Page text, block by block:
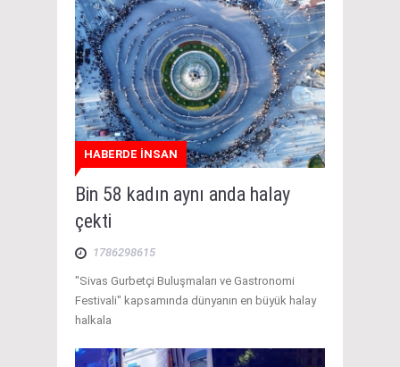
HABERDE İNSAN
Bin 58 kadın aynı anda halay
çekti
1786298615
"Sivas Gurbetçi Buluşmaları ve Gastronomi
Festivali" kapsamında dünyanın en büyük halay
halkala